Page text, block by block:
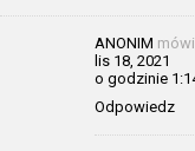
ANONIM
lis 18, 2021
o godzinie
Odpowiedz